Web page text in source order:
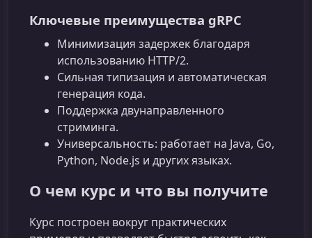
Ключевые преимущества gRPC
Минимизация задержек благодаря
использованию HTTP/2.
Сильная типизация и автоматическая
генерация кода.
Поддержка двунаправленного
стриминга.
Универсальность: работает на Java, Go,
Python, Node.js и других языках.
О чем курс и что вы получите
Курс построен вокруг практических